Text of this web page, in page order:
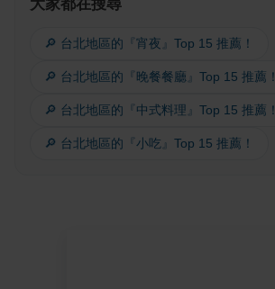
大家都在搜尋
🔎 台北地區的『宵夜』Top 15 推薦！
🔎 台北地區的『晚餐餐廳』Top 15 推薦！
🔎 台北地區的『中式料理』Top 15 推薦！
🔎 台北地區的『小吃』Top 15 推薦！